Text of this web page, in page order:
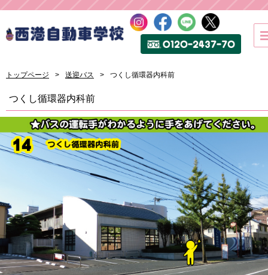
トップページ 送迎バス つくし循環器内科前
つくし循環器内科前